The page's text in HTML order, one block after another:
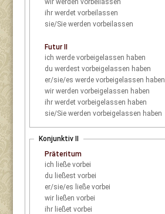
wir werden vorbeilassen
ihr werdet vorbeilassen
sie/Sie werden vorbeilassen
Futur II
ich
werde vorbeigelassen haben
du
werdest vorbeigelassen haben
er/sie/es
werde vorbeigelassen haben
wir
werden vorbeigelassen haben
ihr
werdet vorbeigelassen haben
sie/Sie
werden vorbeigelassen haben
Konjunktiv II
Präteritum
ich ließe vorbei
du ließest vorbei
er/sie/es ließe vorbei
wir ließen vorbei
ihr ließet vorbei